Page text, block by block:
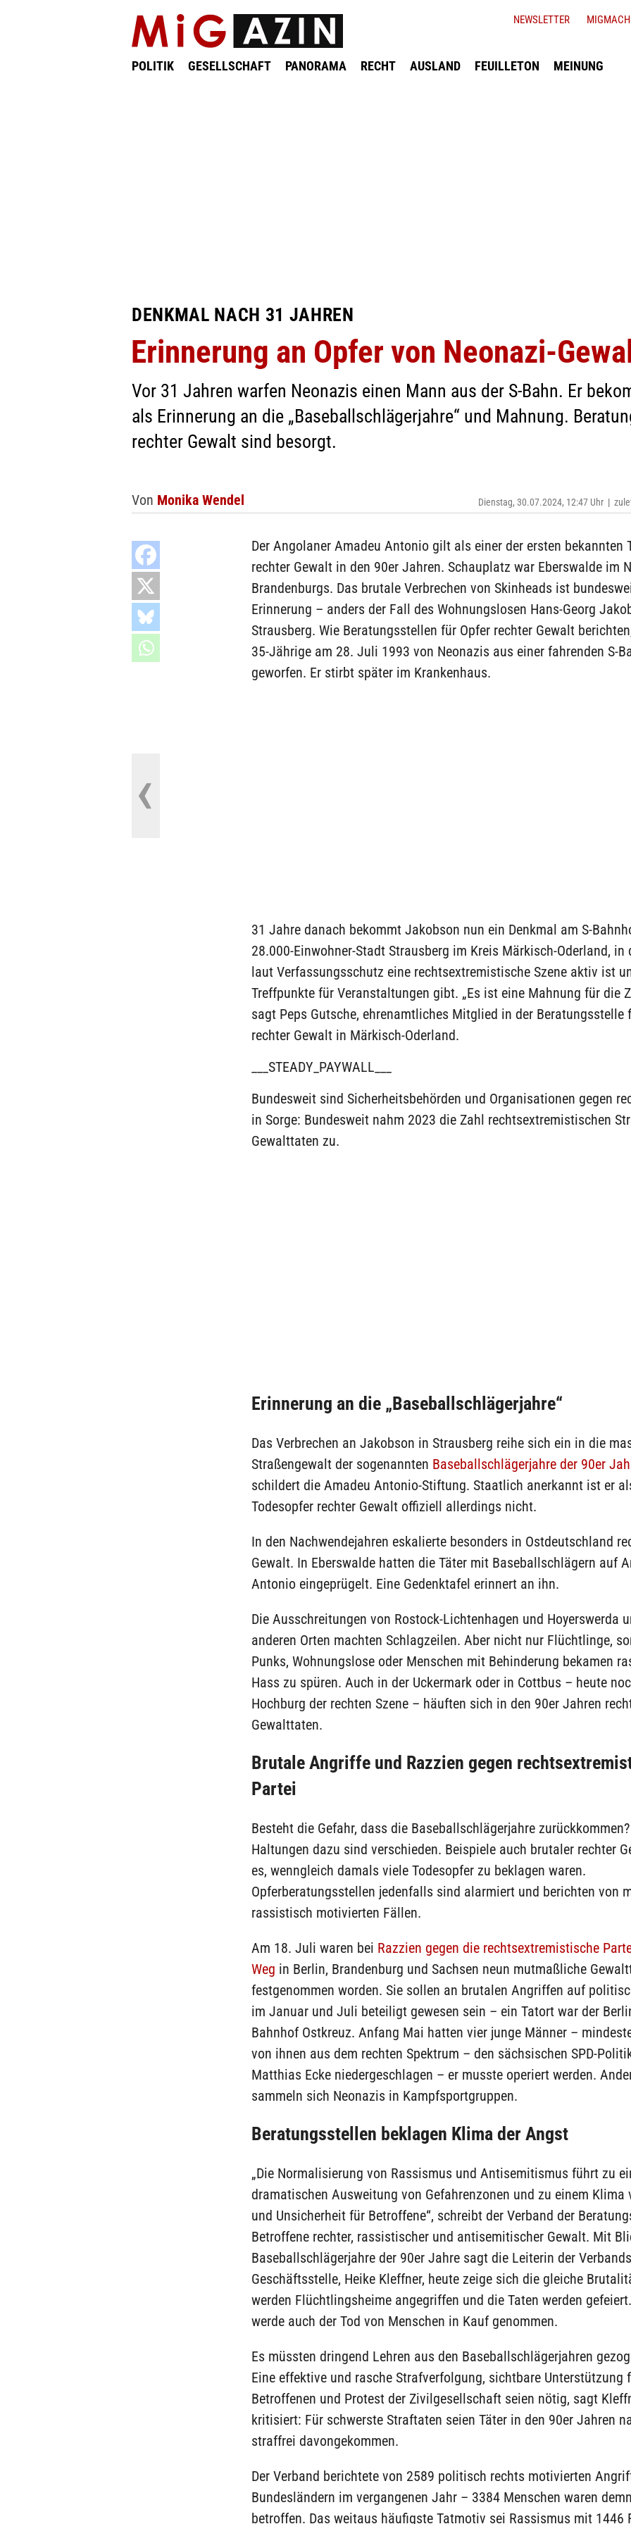
POLITIK GESELLSCHAFT PANORAMA RECHT AUSLAND FEUILLETON MEINUNG
NEWSLETTER
DENKMAL NACH 31 JAHREN
Erinnerung an Opfer von Neonazi-
Vor 31 Jahren warfen Neonazis einen Mann aus der S-Bahn. Er
als Erinnerung an die „Baseballschlägerjahre“ und Mahnung.
rechter Gewalt sind besorgt.
Von Monika Wendel Dienstag, 30.07.2024, 12:47 Uhr |
Der Angolaner Amadeu Antonio gilt als einer der ersten bekannten
rechter Gewalt in den 90er Jahren. Schauplatz war Eberswalde im
Brandenburgs. Das brutale Verbrechen von Skinheads ist
Erinnerung – anders der Fall des Wohnungslosen Hans-Georg
Strausberg. Wie Beratungsstellen für Opfer rechter Gewalt
35-Jährige am 28. Juli 1993 von Neonazis aus einer fahrenden S-
geworfen. Er stirbt später im Krankenhaus.
31 Jahre danach bekommt Jakobson nun ein Denkmal am S-
28.000-Einwohner-Stadt Strausberg im Kreis Märkisch-Oderland, in
laut Verfassungsschutz eine rechtsextremistische Szene aktiv ist
Treffpunkte für Veranstaltungen gibt. „Es ist eine Mahnung für die
sagt Peps Gutsche, ehrenamtliches Mitglied in der Beratungsstelle
rechter Gewalt in Märkisch-Oderland.
___STEADY_PAYWALL___
Bundesweit sind Sicherheitsbehörden und Organisationen gegen
in Sorge: Bundesweit nahm 2023 die Zahl rechtsextremistischen
Gewalttaten zu.
Erinnerung an die „Baseballschlägerjahre“
Das Verbrechen an Jakobson in Strausberg reihe sich ein in die
Straßengewalt der sogenannten Baseballschlägerjahre der 90er
schildert die Amadeu Antonio-Stiftung. Staatlich anerkannt ist er
Todesopfer rechter Gewalt offiziell allerdings nicht.
In den Nachwendejahren eskalierte besonders in Ostdeutschland
Gewalt. In Eberswalde hatten die Täter mit Baseballschlägern auf
Antonio eingeprügelt. Eine Gedenktafel erinnert an ihn.
Die Ausschreitungen von Rostock-Lichtenhagen und Hoyerswerda
anderen Orten machten Schlagzeilen. Aber nicht nur Flüchtlinge,
Punks, Wohnungslose oder Menschen mit Behinderung bekamen
Hass zu spüren. Auch in der Uckermark oder in Cottbus – heute
Hochburg der rechten Szene – häuften sich in den 90er Jahren
Gewalttaten.
Brutale Angriffe und Razzien gegen
Partei
Besteht die Gefahr, dass die Baseballschlägerjahre
Haltungen dazu sind verschieden. Beispiele auch brutaler rechter
es, wenngleich damals viele Todesopfer zu beklagen waren.
Opferberatungsstellen jedenfalls sind alarmiert und berichten von
rassistisch motivierten Fällen.
Am 18. Juli waren bei Razzien gegen die rechtsextremistische
Weg in Berlin, Brandenburg und Sachsen neun mutmaßliche
festgenommen worden. Sie sollen an brutalen Angriffen auf
im Januar und Juli beteiligt gewesen sein – ein Tatort war der
Bahnhof Ostkreuz. Anfang Mai hatten vier junge Männer –
von ihnen aus dem rechten Spektrum – den sächsischen SPD-
Matthias Ecke niedergeschlagen – er musste operiert werden.
sammeln sich Neonazis in Kampfsportgruppen.
Beratungsstellen beklagen Klima der Angst
„Die Normalisierung von Rassismus und Antisemitismus führt zu
dramatischen Ausweitung von Gefahrenzonen und zu einem Klima
und Unsicherheit für Betroffene“, schreibt der Verband der
Betroffene rechter, rassistischer und antisemitischer Gewalt. Mit
Baseballschlägerjahre der 90er Jahre sagt die Leiterin der
Geschäftsstelle, Heike Kleffner, heute zeige sich die gleiche
werden Flüchtlingsheime angegriffen und die Taten werden
werde auch der Tod von Menschen in Kauf genommen.
Es müssten dringend Lehren aus den Baseballschlägerjahren
Eine effektive und rasche Strafverfolgung, sichtbare Unterstützung
Betroffenen und Protest der Zivilgesellschaft seien nötig, sagt
kritisiert: Für schwerste Straftaten seien Täter in den 90er Jahren
straffrei davongekommen.
Der Verband berichtete von 2589 politisch rechts motivierten
Bundesländern im vergangenen Jahr – 3384 Menschen waren
betroffen. Das weitaus häufigste Tatmotiv sei Rassismus mit 1446